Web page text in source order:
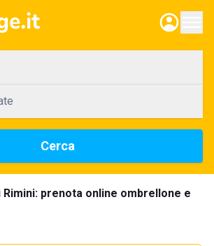
Cerca
prenota online ombrellone e